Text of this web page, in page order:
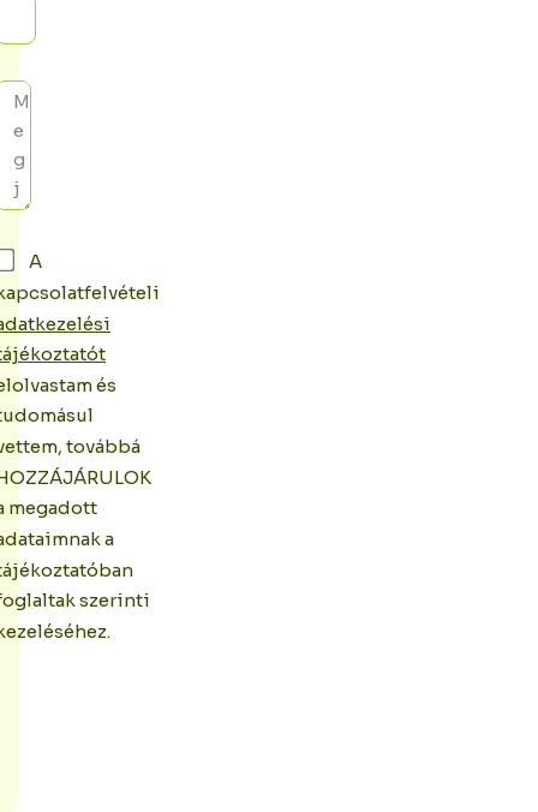
A
és
továbbá
megadott
a
szerinti